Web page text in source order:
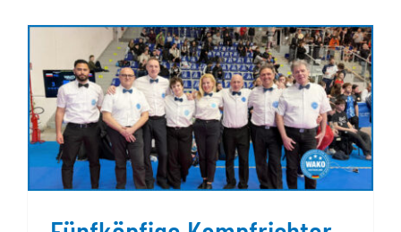
Fünfköpfige Kampfrichter-
Delegation überzeugt beim
Italian World Cup 2026